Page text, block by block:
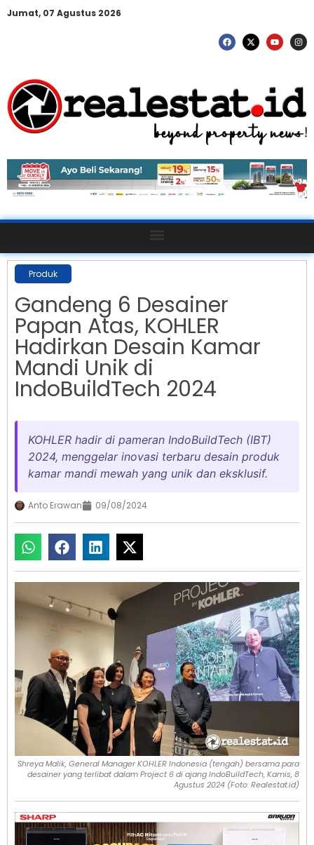
Jumat, 07 Agustus 2026
Produk
Gandeng 6 Desainer
Papan Atas, KOHLER
Hadirkan Desain Kamar
Mandi Unik di
IndoBuildTech 2024
KOHLER hadir di pameran IndoBuildTech (IBT)
2024, menggelar inovasi terbaru desain produk
kamar mandi mewah yang unik dan eksklusif.
Anto Erawan 09/08/2024
Shreya Malik, General Manager KOHLER Indonesia (tengah) bersama para
desainer yang terlibat dalam Project 6 di ajang IndoBuildTech, Kamis, 8
Agustus 2024 (Foto: Realestat.id)